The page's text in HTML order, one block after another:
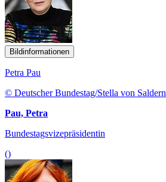
Bildinformationen
Petra Pau
© Deutscher Bundestag/Stella von Saldern
Pau, Petra
Bundestagsvizepräsidentin
()